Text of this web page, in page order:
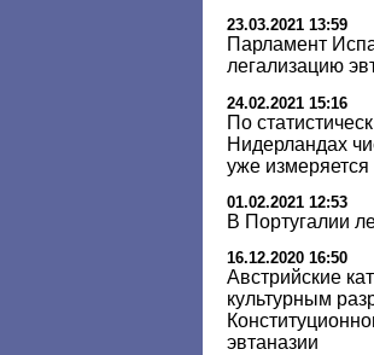
23.03.2021 13:59
Парламент
легализацию
24.02.2021 15:16
По
Нидерландах
уже
01.02.2021 12:53
В Португалии
16.12.2020 16:50
Австрийские
культурным
эвтаназии